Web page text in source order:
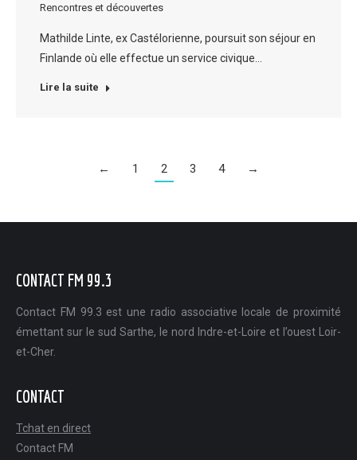
Rencontres et découvertes
Mathilde Linte, ex Castélorienne, poursuit son séjour en
Finlande où elle effectue un service civique…
Lire la suite
← 1 2 3 4 →
CONTACT FM 99.3
Contact FM 99.3 est une radio associative locale de proximité
émettant sur le sud Sarthe, le nord Indre-et-Loire et l’ouest Loir-
et-Cher.
CONTACT
Tchat en direct
Contact FM